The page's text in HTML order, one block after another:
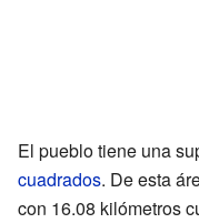
El pueblo tiene una
cuadrados. De esta
con 16.08 kilómetros